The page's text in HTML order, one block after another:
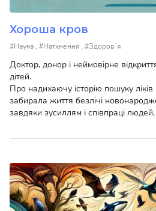
Хороша кров
#Наука #Натхнення #Здоровʼя
Доктор, донор і неймовірне
дітей.
Про надихаючу історію пошуку
забирала життя безлічі
завдяки зусиллям і співпраці